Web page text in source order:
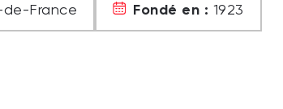
de-France Fondé en : 1923